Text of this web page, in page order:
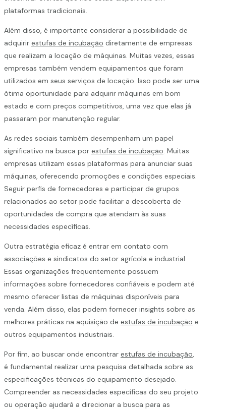
plataformas tradicionais.
Além disso, é importante considerar a possibilidade de
adquirir estufas de incubação diretamente de empresas
que realizam a locação de máquinas. Muitas vezes, essas
empresas também vendem equipamentos que foram
utilizados em seus serviços de locação. Isso pode ser uma
ótima oportunidade para adquirir máquinas em bom
estado e com preços competitivos, uma vez que elas já
passaram por manutenção regular.
As redes sociais também desempenham um papel
significativo na busca por estufas de incubação. Muitas
empresas utilizam essas plataformas para anunciar suas
máquinas, oferecendo promoções e condições especiais.
Seguir perfis de fornecedores e participar de grupos
relacionados ao setor pode facilitar a descoberta de
oportunidades de compra que atendam às suas
necessidades específicas.
Outra estratégia eficaz é entrar em contato com
associações e sindicatos do setor agrícola e industrial.
Essas organizações frequentemente possuem
informações sobre fornecedores confiáveis e podem até
mesmo oferecer listas de máquinas disponíveis para
venda. Além disso, elas podem fornecer insights sobre as
melhores práticas na aquisição de estufas de incubação e
outros equipamentos industriais.
Por fim, ao buscar onde encontrar estufas de incubação,
é fundamental realizar uma pesquisa detalhada sobre as
especificações técnicas do equipamento desejado.
Compreender as necessidades específicas do seu projeto
ou operação ajudará a direcionar a busca para as